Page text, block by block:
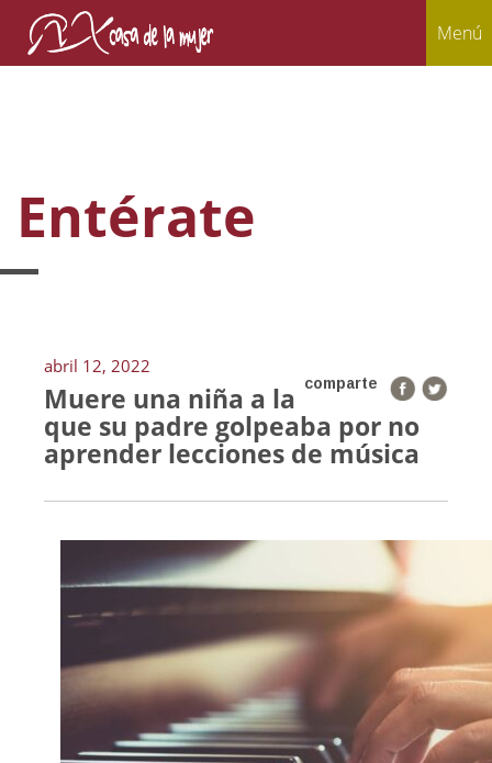
Menú
Entérate
abril 12, 2022
comparte
Muere una niña a la
que su padre golpeaba por no
aprender lecciones de música